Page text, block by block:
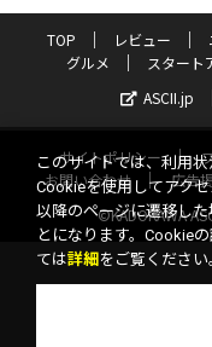
TOP レビュー
グルメ
スタート
ASCII.jp
サイトポリシー
お問い合わせ
広告
©KADOKAWA
このサイトでは、利用
Cookieを使用してアク
以降のページに遷移し
とになります。Cookie
ては詳細 をご覧ください